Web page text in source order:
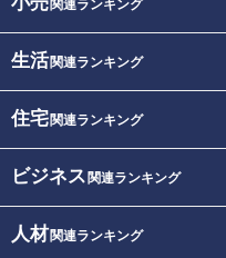
関連ランキング
生活関連ランキング
住宅関連ランキング
ビジネス 関連ランキング
人材関連ランキング